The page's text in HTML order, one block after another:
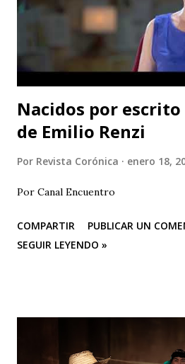
ya que el teatro físico tiene un
escena Portuguesa),
Barcelona. Juan Carlos Agudelo P...
Nacidos por
de Emilio Renzi
Por Revista Corónica enero 18,
Por Canal Encuentro
COMPARTIR
PUBLICAR UN
SEGUIR LEYENDO »